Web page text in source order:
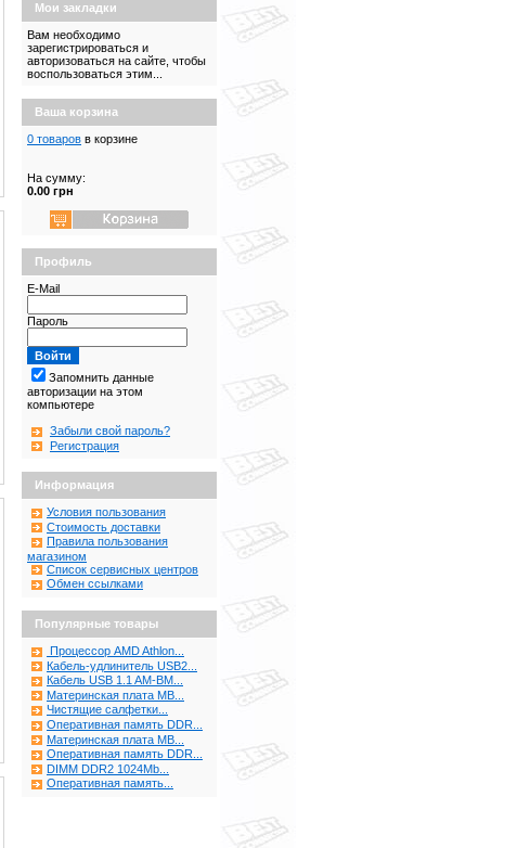
Мои закладки
Вам необходимо
зарегистрироваться и
авторизоваться на сайте, чтобы
воспользоваться этим...
Ваша корзина
0 товаров в корзине
На сумму:
0.00 грн
Профиль
E-Mail
Пароль
Запомнить данные
авторизации на этом
компьютере
Забыли свой пароль?
Регистрация
Информация
Условия пользования
Стоимость доставки
Правила пользования
магазином
Список сервисных центров
Обмен ссылками
Популярные товары
Процессор AMD Athlon...
Кабель-удлинитель USB2...
Кабель USB 1.1 AM-BM...
Материнская плата MB...
Чистящие салфетки...
Оперативная память DDR...
Материнская плата MB...
Оперативная память DDR...
DIMM DDR2 1024Mb...
Оперативная память...